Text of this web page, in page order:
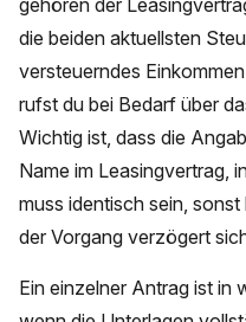
gehören der
die beiden aktuellsten
versteuerndes
rufst du bei Bedarf über
Wichtig ist, dass die
Name im Leasingvertrag,
muss identisch sein,
der Vorgang verzögert
Ein einzelner Antrag ist in